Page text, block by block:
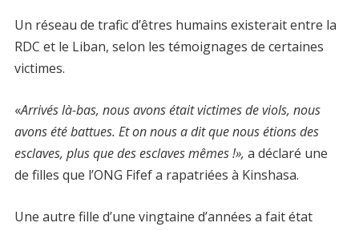
Un réseau de trafic d’êtres humains existerait entre la
RDC et le Liban, selon les témoignages de certaines
victimes.
«Arrivés là-bas, nous avons était victimes de viols, nous
avons été battues. Et on nous a dit que nous étions des
esclaves, plus que des esclaves mêmes !», a déclaré une
de filles que l’ONG Fifef a rapatriées à Kinshasa.
Une autre fille d’une vingtaine d’années a fait état